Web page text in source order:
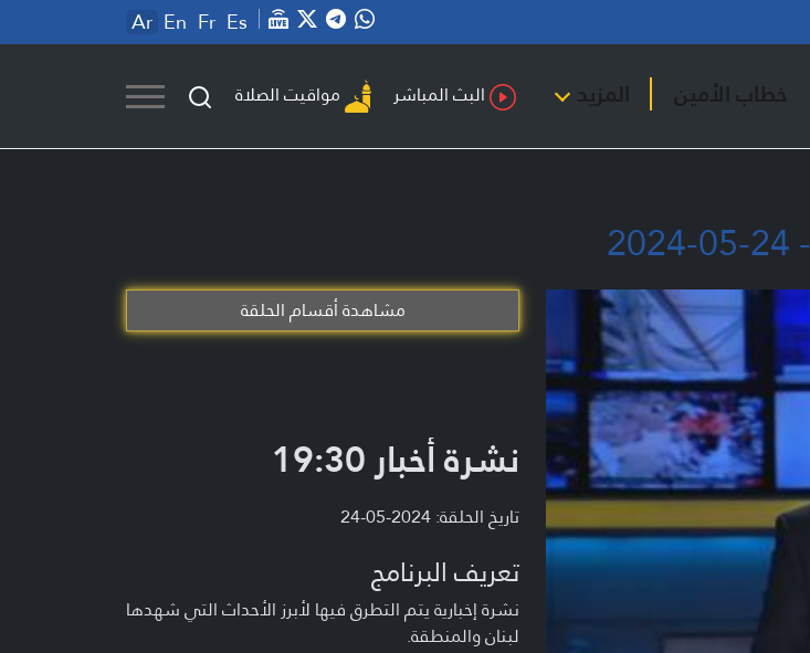
Ar En Fr Es
خطاب الأمين المزيد البث المباشر مواقيت الصلاة
مشاهدة أقسام الحلقة
نشرة أخبار 19:30
تاريخ الحلقة: 2024-05-24
تعريف البرنامج
نشرة إخبارية يتم التطرق فيها لأبرز الأحداث التي شهدها
لبنان والمنطقة.